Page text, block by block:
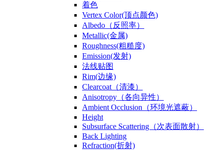
着色
Vertex Color(顶点颜色)
Albedo（反照率）
Metallic(金属)
Roughness(粗糙度)
Emission(发射)
法线贴图
Rim(边缘)
Clearcoat（清漆）
Anisotropy（各向异性）
Ambient Occlusion（环境光遮蔽）
Height
Subsurface Scattering（次表面散射）
Back Lighting
Refraction(折射)